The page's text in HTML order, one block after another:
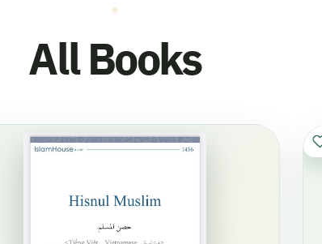
All Books